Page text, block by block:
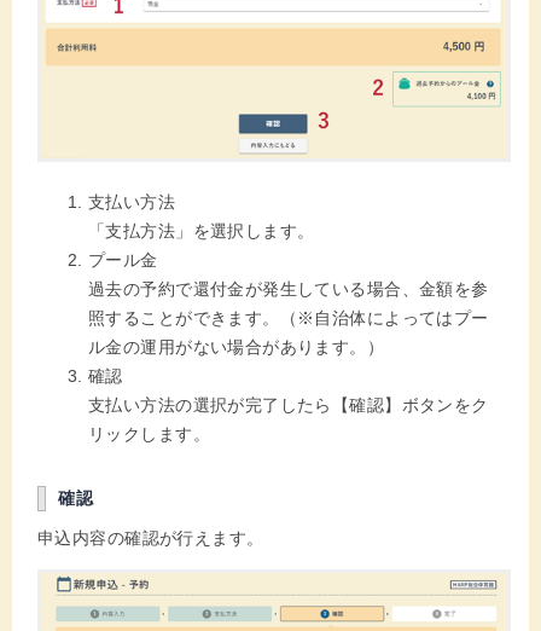
支払い方法
「支払方法」を選択します。
プール金
過去の予約で還付金が発生している場合、金額を参
照することができます。（※自治体によってはプー
ル金の運用がない場合があります。）
確認
支払い方法の選択が完了したら【確認】ボタンをク
リックします。
確認
申込内容の確認が行えます。